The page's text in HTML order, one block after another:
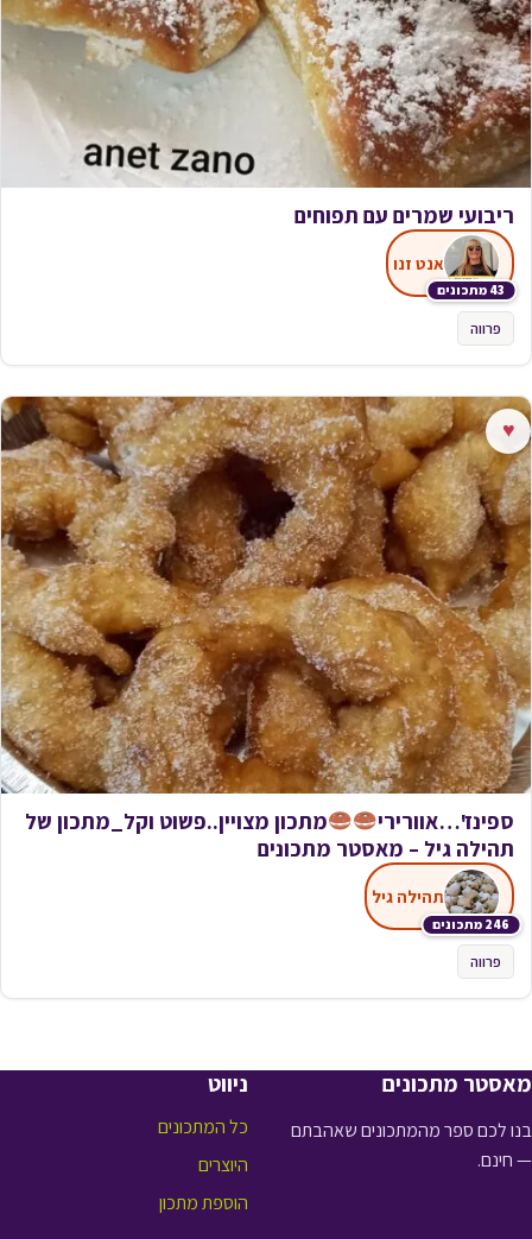
ריבועי שמרים עם תפוחים
43 מתכונים
אנט זנו
פרווה
♥
ספינז'…אוורירי
מתכון מצויין..פשוט וקל_מתכון של
תהילה גיל – מאסטר מתכונים
246 מתכונים
תהילה גיל
פרווה
מאסטר מתכונים
בנו לכם ספר מהמתכונים שאהבתם
— חינם.
ניווט
כל המתכונים
היוצרים
הוספת מתכון